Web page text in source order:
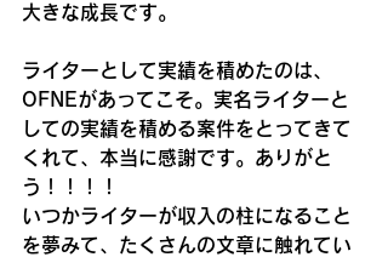
大きな成長です。
ライターとして実績を積めたのは、
OFNEがあってこそ。実名ライターと
しての実績を積める案件をとってきて
くれて、本当に感謝です。ありがと
う！！！！
いつかライターが収入の柱になること
を夢みて、たくさんの文章に触れてい